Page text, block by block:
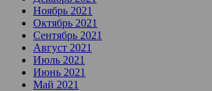
Ноябрь 2021
Октябрь 2021
Сентябрь 2021
Август 2021
Июль 2021
Июнь 2021
Май 2021